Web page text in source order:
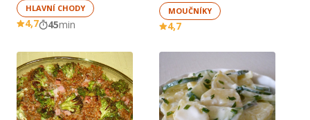
HLAVNÍ CHODY
4,7 45min
MOUČNÍKY
4,7